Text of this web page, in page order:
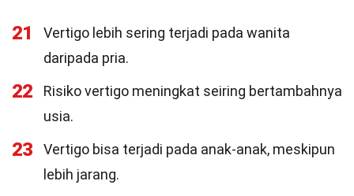
21
Vertigo lebih sering terjadi pada wanita
daripada pria.
22
Risiko vertigo meningkat seiring bertambahnya
usia.
23
Vertigo bisa terjadi pada anak-anak, meskipun
lebih jarang.